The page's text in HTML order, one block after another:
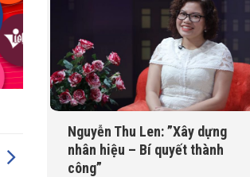
Nguyễn Thu Len: ”Xây dựng
nhân hiệu – Bí quyết thành
công”